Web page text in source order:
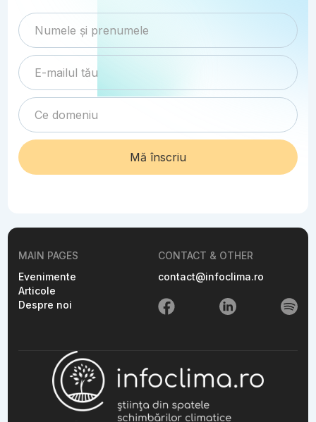
MAIN PAGES
Evenimente
Articole
Despre noi
CONTACT & OTHER
contact@infoclima.ro